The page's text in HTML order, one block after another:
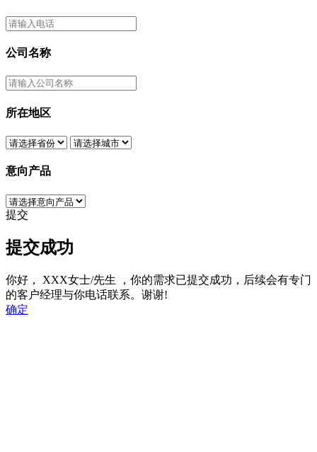
公司名称
所在地区
意向产品
提交
提交成功
你好， XXX女士/先生
，你的需求已提交成功，后续会有专门
的客户经理与你电话联系。谢谢!
确定